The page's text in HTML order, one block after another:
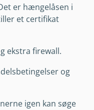
er hængelåsen i
et certifikat
ekstra firewall.
og
igen kan søge